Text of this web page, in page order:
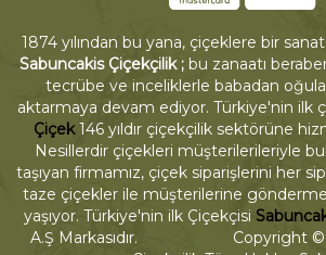
1874 yılından bu yana, çiçeklere bir
Sabuncakis Çiçekçilik ; bu zanaatı
tecrübe ve inceliklerle babadan oğula
aktarmaya devam ediyor. Türkiye'nin ilk
Çiçek146 yıldır çiçekçilik sektörüne
Nesillerdir çiçekleri müşterilerileriyle
taşıyan firmamız, çiçek siparişlerini her
taze çiçekler ile müşterilerine
yaşıyor. Türkiye'nin ilk Çiçekçisi
A.Ş Markasıdır. Copyright ©